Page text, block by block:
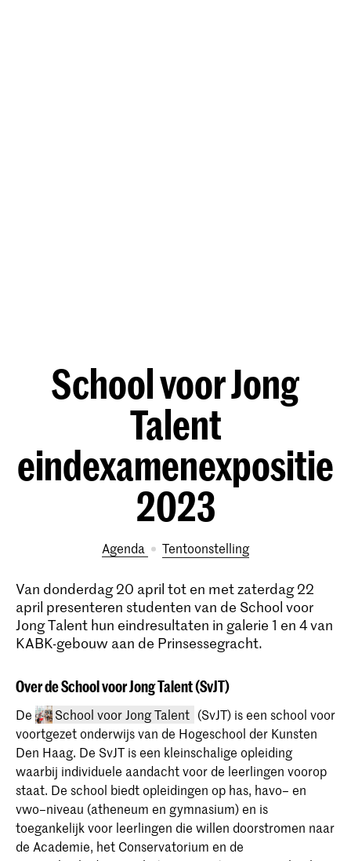
School voor Jong
Talent
eindexamenexpositie
2023
Agenda tentoonstelling
Van donderdag 20 april tot en met zaterdag 22
april presenteren studenten van de School voor
Jong Talent hun eindresultaten in galerie 1 en 4 van
KABK-gebouw aan de Prinsessegracht.
Over de School voor Jong Talent (SvJT)
De School voor Jong Talent (SvJT) is een school voor
voortgezet onderwijs van de Hogeschool der Kunsten
Den Haag. De SvJT is een kleinschalige opleiding
waarbij individuele aandacht voor de leerlingen voorop
staat. De school biedt opleidingen op has, havo– en
vwo–niveau (atheneum en gymnasium) en is
toegankelijk voor leerlingen die willen doorstromen naar
de Academie, het Conservatorium en de